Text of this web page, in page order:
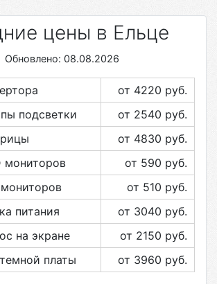
цены в Ельце
Обновлено: 08.08.2026
от 4220 руб.
подсветки
от 2540 руб.
от 4830 руб.
мониторов
от 590 руб.
от 510 руб.
питания
от 3040 руб.
на экране
от 2150 руб.
платы
от 3960 руб.